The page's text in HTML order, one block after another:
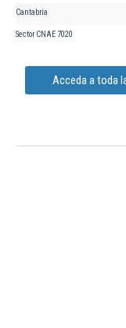
Cantabria
Sector CNAE 7020
Acceda a toda